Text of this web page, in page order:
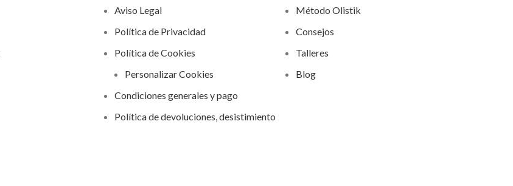
Aviso Legal
Política de Privacidad
Política de Cookies
Personalizar Cookies
Condiciones generales y pago
Política de devoluciones, desistimiento
Método Olistik
Consejos
Talleres
Blog